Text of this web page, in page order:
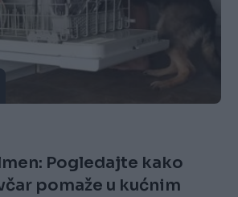
Pogledajte kako
pomaže u kućnim